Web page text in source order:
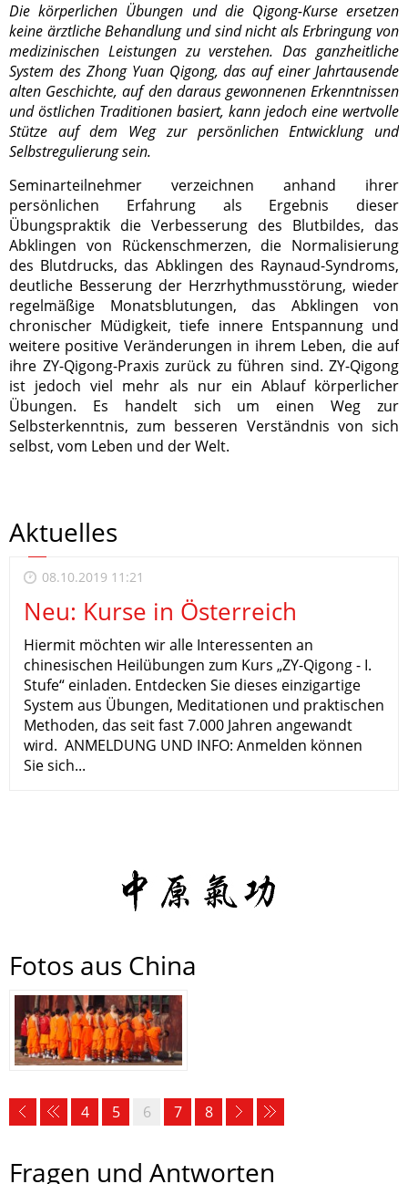
Die körperlichen Übungen und die Qigong-Kurse ersetzen
keine ärztliche Behandlung und sind nicht als Erbringung von
medizinischen Leistungen zu verstehen. Das ganzheitliche
System des Zhong Yuan Qigong, das auf einer Jahrtausende
alten Geschichte, auf den daraus gewonnenen Erkenntnissen
und östlichen Traditionen basiert, kann jedoch eine wertvolle
Stütze auf dem Weg zur persönlichen Entwicklung und
Selbstregulierung sein.
Seminarteilnehmer verzeichnen anhand ihrer
persönlichen Erfahrung als Ergebnis dieser
Übungspraktik die Verbesserung des Blutbildes, das
Abklingen von Rückenschmerzen, die Normalisierung
des Blutdrucks, das Abklingen des Raynaud-Syndroms,
deutliche Besserung der Herzrhythmusstörung, wieder
regelmäßige Monatsblutungen, das Abklingen von
chronischer Müdigkeit, tiefe innere Entspannung und
weitere positive Veränderungen in ihrem Leben, die auf
ihre ZY-Qigong-Praxis zurück zu führen sind. ZY-Qigong
ist jedoch viel mehr als nur ein Ablauf körperlicher
Übungen. Es handelt sich um einen Weg zur
Selbsterkenntnis, zum besseren Verständnis von sich
selbst, vom Leben und der Welt.
Aktuelles
08.10.2019 11:21
Neu: Kurse in Österreich
Hiermit möchten wir alle Interessenten an
chinesischen Heilübungen zum Kurs „ZY-Qigong - I.
Stufe“ einladen. Entdecken Sie dieses einzigartige
System aus Übungen, Meditationen und praktischen
Methoden, das seit fast 7.000 Jahren angewandt
wird. ANMELDUNG UND INFO: Anmelden können
Sie sich...
Fotos aus China
4 5 6 7 8
Fragen und Antworten